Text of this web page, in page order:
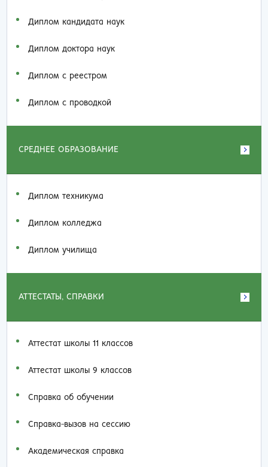
Диплом кандидата наук
Диплом доктора наук
Диплом с реестром
Диплом с проводкой
СРЕДНЕЕ ОБРАЗОВАНИЕ
Диплом техникума
Диплом колледжа
Диплом училища
АТТЕСТАТЫ, СПРАВКИ
Аттестат школы 11 классов
Аттестат школы 9 классов
Справка об обучении
Справка-вызов на сессию
Академическая справка